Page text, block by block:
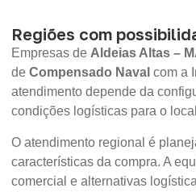
Regiões com
Empresas de Aldeias Altas –
de Compensado Naval com a
atendimento depende da
condições logísticas para o
O atendimento regional é
características da compra. A
comercial e alternativas